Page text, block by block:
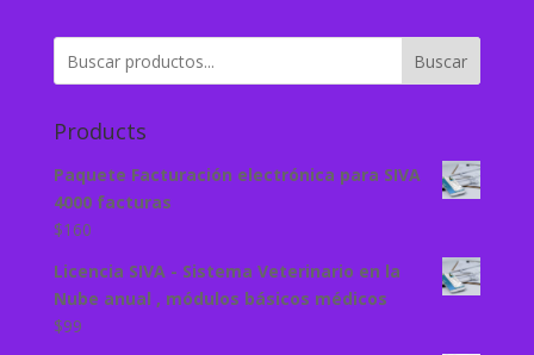
Buscar
Products
Paquete Facturación electrónica para SIVA
4000 facturas
$160
Licencia SIVA - Sistema Veterinario en la
Nube anual , módulos básicos médicos
$99